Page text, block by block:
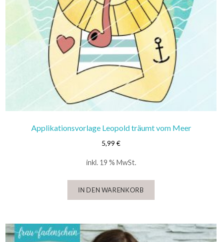
Applikationsvorlage Leopold träumt vom Meer
5,99 €
inkl. 19 % MwSt.
IN DEN WARENKORB